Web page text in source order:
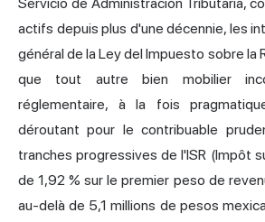
actifs depuis plus d'une décennie, les
général de la Ley del Impuesto sobre la
que tout autre bien mobilier
réglementaire, à la fois
déroutant pour le contribuable
tranches progressives de l'ISR (Impôt
de 1,92 % sur le premier peso de
au-delà de 5,1 millions de pesos